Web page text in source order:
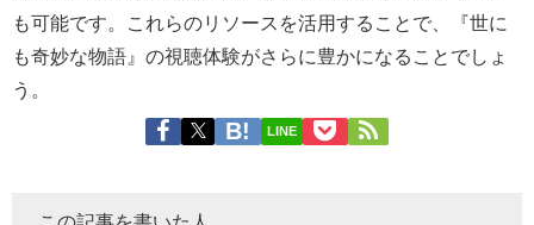
も可能です。これらのリソースを活用することで、『世に
も奇妙な物語』の視聴体験がさらに豊かになることでしょ
う。
LINE